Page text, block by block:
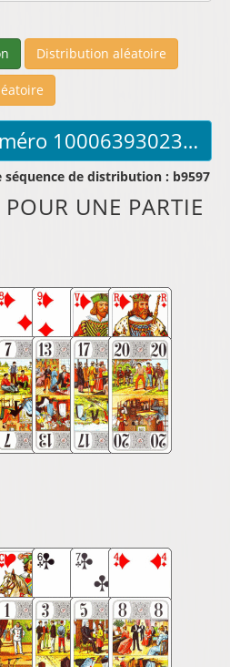
séquence de distribution : b9597
UNE PARTIE